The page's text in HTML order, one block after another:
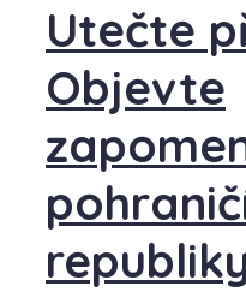
Utečte
Objevte